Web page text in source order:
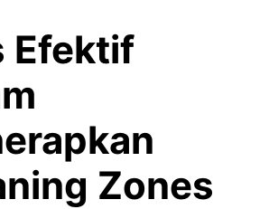
Efektif
Zones